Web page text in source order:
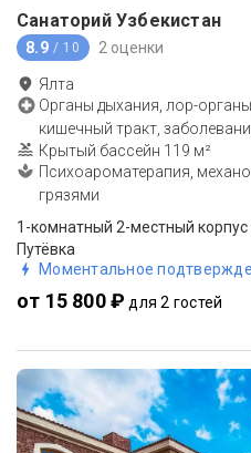
Санаторий Узбекистан
8.9 / 10 2 оценки
Ялта
Органы дыхания, лор-
кишечный тракт,
Крытый бассейн 119 м²
Психоароматерапия,
грязями
1-комнатный 2-местный
Путёвка
Моментальное
от 15 800 ₽ для 2 гостей